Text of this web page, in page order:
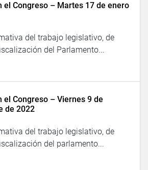
el Congreso – Martes 17 de enero
del trabajo legislativo, de
del Parlamento...
el Congreso – Viernes 9 de
de 2022
del trabajo legislativo, de
del parlamento...